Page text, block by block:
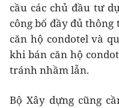
cầu các chủ đầu tư
công bố đầy đủ
căn hộ condotel và
khi bán căn hộ
tránh nhầm lẫn.
Bộ Xây dựng cũng